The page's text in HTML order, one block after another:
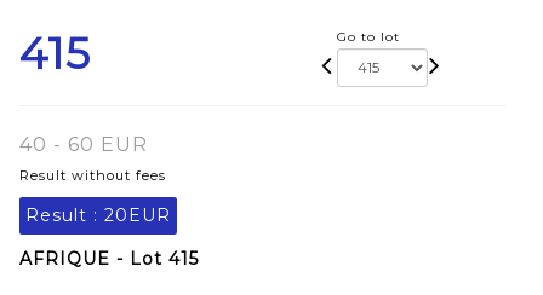
415 Go to lot
40 - 60 EUR
Result without fees
Result : 20EUR
AFRIQUE - Lot 415